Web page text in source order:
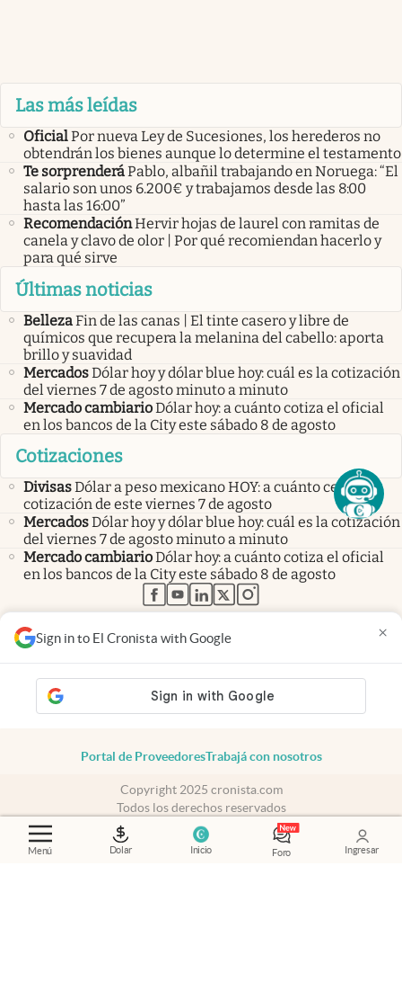
Menú Dolar Inicio Foro Ingresar
Sign in to El Cronista with Google ×
Las más leídas
OficialPor nueva Ley de Sucesiones, los herederos no
obtendrán los bienes aunque lo determine el testamento
Te sorprenderáPablo, albañil trabajando en Noruega: “El
salario son unos 6.200€ y trabajamos desde las 8:00
hasta las 16:00”
RecomendaciónHervir hojas de laurel con ramitas de
canela y clavo de olor | Por qué recomiendan hacerlo y
para qué sirve
Últimas noticias
BellezaFin de las canas | El tinte casero y libre de
químicos que recupera la melanina del cabello: aporta
brillo y suavidad
MercadosDólar hoy y dólar blue hoy: cuál es la cotización
del viernes 7 de agosto minuto a minuto
Mercado cambiarioDólar hoy: a cuánto cotiza el oficial
en los bancos de la City este sábado 8 de agosto
Cotizaciones
DivisasDólar a peso mexicano HOY: a cuánto cerró la
cotización de este viernes 7 de agosto
MercadosDólar hoy y dólar blue hoy: cuál es la cotización
del viernes 7 de agosto minuto a minuto
Mercado cambiarioDólar hoy: a cuánto cotiza el oficial
en los bancos de la City este sábado 8 de agosto
abre en nueva pestaña
abre en nueva pestaña
abre en nueva pestaña
abre en nueva pestaña
abre en nueva pestaña
Portal de ProveedoresTrabajá con nosotros
Copyright 2025 cronista.com
Todos los derechos reservados
Términos y condiciones
Privacidad